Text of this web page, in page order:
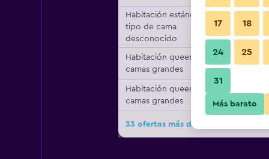
Habitación estándar,
tipo de cama
desconocido
Habitación queen, 2
camas grandes
Habitación queen, 2
camas grandes
33 ofertas más de Oneida Casino
17 18
24 25
31
Más barato